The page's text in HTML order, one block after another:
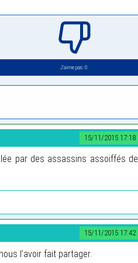
J’aime pas: 0
15/11/2015 17:18
par des assassins assoiffés de
15/11/2015 17:42
l’avoir fait partager.